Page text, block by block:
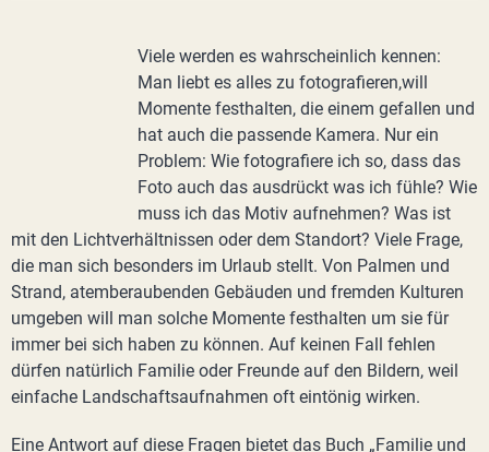
Viele werden es wahrscheinlich kennen:
Man liebt es alles zu fotografieren,will
Momente festhalten, die einem gefallen und
hat auch die passende Kamera. Nur ein
Problem: Wie fotografiere ich so, dass das
Foto auch das ausdrückt was ich fühle? Wie
muss ich das Motiv aufnehmen? Was ist
mit den Lichtverhältnissen oder dem Standort? Viele Frage,
die man sich besonders im Urlaub stellt. Von Palmen und
Strand, atemberaubenden Gebäuden und fremden Kulturen
umgeben will man solche Momente festhalten um sie für
immer bei sich haben zu können. Auf keinen Fall fehlen
dürfen natürlich Familie oder Freunde auf den Bildern, weil
einfache Landschaftsaufnahmen oft eintönig wirken.
Eine Antwort auf diese Fragen bietet das Buch „Familie und